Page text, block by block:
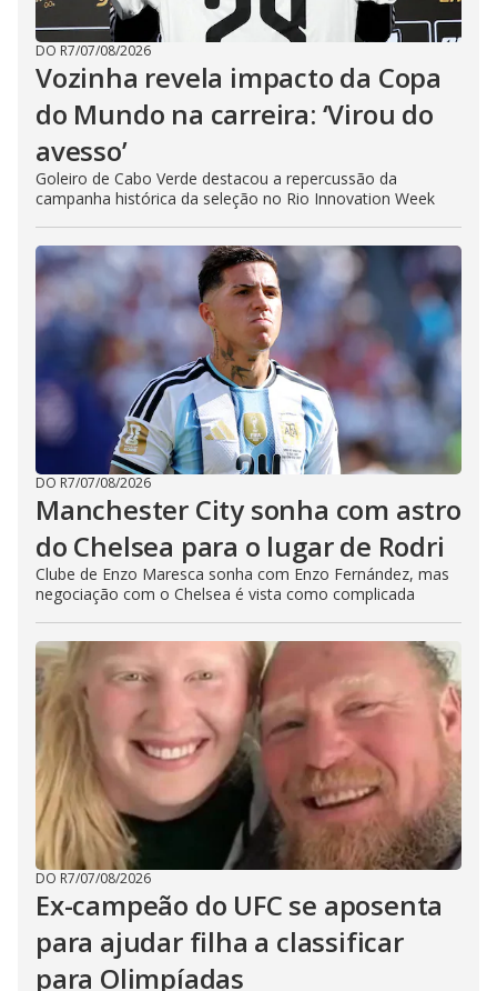
DO R7/07/08/2026
Vozinha revela impacto da Copa
do Mundo na carreira: ‘Virou do
avesso’
Goleiro de Cabo Verde destacou a repercussão da
campanha histórica da seleção no Rio Innovation Week
DO R7/07/08/2026
Manchester City sonha com astro
do Chelsea para o lugar de Rodri
Clube de Enzo Maresca sonha com Enzo Fernández, mas
negociação com o Chelsea é vista como complicada
DO R7/07/08/2026
Ex-campeão do UFC se aposenta
para ajudar filha a classificar
para Olimpíadas